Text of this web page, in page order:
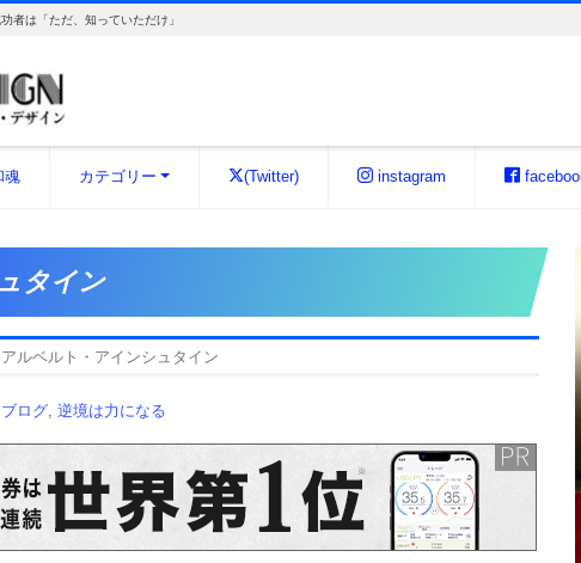
者は「ただ、知っていただけ」
魂 カテゴリー (Twitter) instagram
タイン
アルベルト・アインシュタイン
ブログ, 逆境は力になる